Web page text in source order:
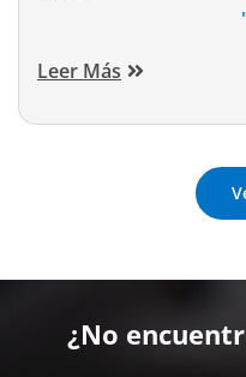
Leer Más
¿No